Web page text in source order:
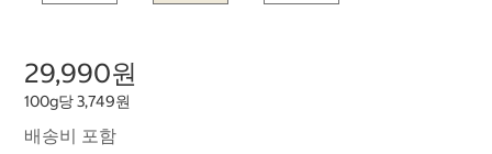
29,990원
100g당 3,749원
배송비 포함